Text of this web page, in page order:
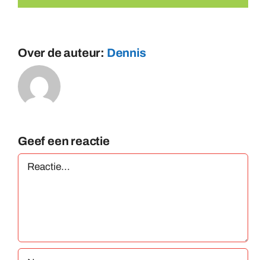
Over de auteur: Dennis
Geef een reactie
Reactie